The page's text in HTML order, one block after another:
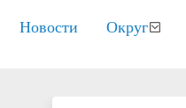
Новости Округ